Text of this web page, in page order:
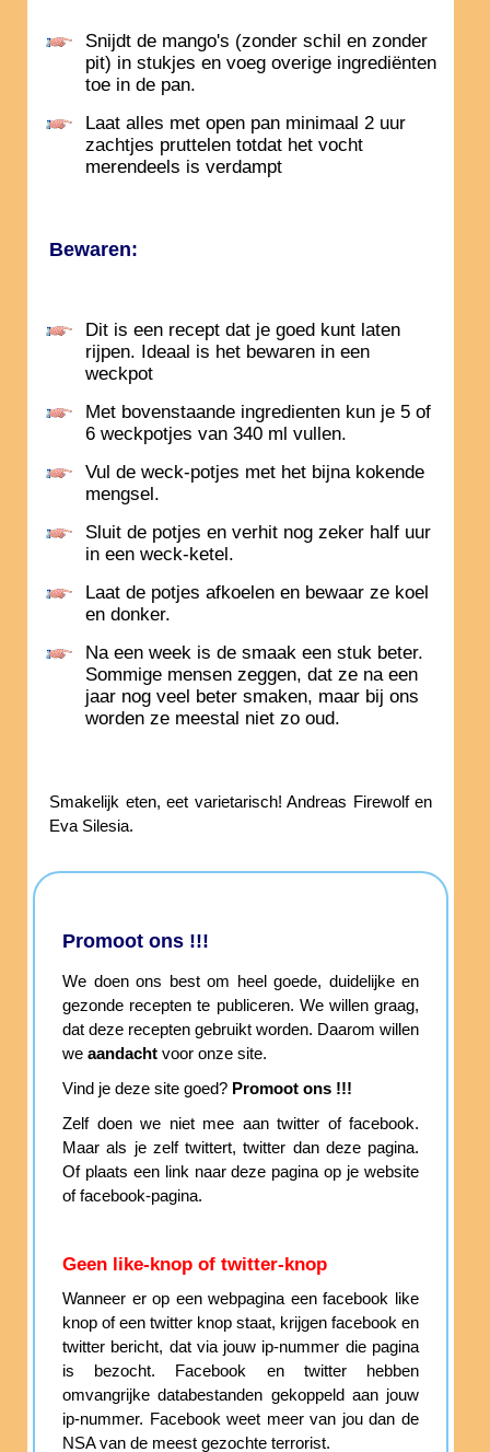
Snijdt de mango's (zonder schil en zonder
pit) in stukjes en voeg overige ingrediënten
toe in de pan.
Laat alles met open pan minimaal 2 uur
zachtjes pruttelen totdat het vocht
merendeels is verdampt
Bewaren:
Dit is een recept dat je goed kunt laten
rijpen. Ideaal is het bewaren in een
weckpot
Met bovenstaande ingredienten kun je 5 of
6 weckpotjes van 340 ml vullen.
Vul de weck-potjes met het bijna kokende
mengsel.
Sluit de potjes en verhit nog zeker half uur
in een weck-ketel.
Laat de potjes afkoelen en bewaar ze koel
en donker.
Na een week is de smaak een stuk beter.
Sommige mensen zeggen, dat ze na een
jaar nog veel beter smaken, maar bij ons
worden ze meestal niet zo oud.
Smakelijk eten, eet varietarisch! Andreas Firewolf en
Eva Silesia.
Promoot ons !!!
We doen ons best om heel goede, duidelijke en
gezonde recepten te publiceren. We willen graag,
dat deze recepten gebruikt worden. Daarom willen
we aandacht voor onze site.
Vind je deze site goed? Promoot ons !!!
Zelf doen we niet mee aan twitter of facebook.
Maar als je zelf twittert, twitter dan deze pagina.
Of plaats een link naar deze pagina op je website
of facebook-pagina.
Geen like-knop of twitter-knop
Wanneer er op een webpagina een facebook like
knop of een twitter knop staat, krijgen facebook en
twitter bericht, dat via jouw ip-nummer die pagina
is bezocht. Facebook en twitter hebben
omvangrijke databestanden gekoppeld aan jouw
ip-nummer. Facebook weet meer van jou dan de
NSA van de meest gezochte terrorist.